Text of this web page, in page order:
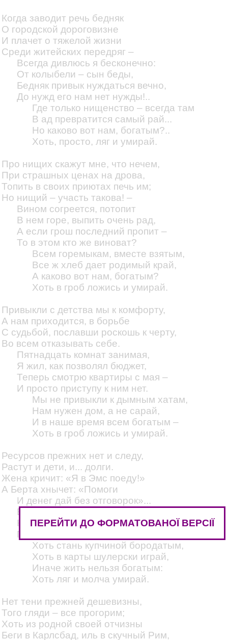
Когда заводит речь бедняк
О городской дороговизне
И плачет о тяжелой жизни
Среди житейских передряг –
Всегда дивлюсь я бесконечно:
От колыбели – сын беды,
Бедняк привык нуждаться вечно,
До нужд его нам нет нужды!..
Где только нищенство – всегда там
В ад превратится самый рай...
Но каково вот нам, богатым?..
Хоть, просто, ляг и умирай.
Про нищих скажут мне, что нечем,
При страшных ценах на дрова,
Топить в своих приютах печь им;
Но нищий – участь такова! –
Вином согреется, потопит
В нем горе, выпить очень рад,
А если грош последний пропит –
То в этом кто же виноват?
Всем горемыкам, вместе взятым,
Все ж хлеб дает родимый край,
А каково вот нам, богатым?
Хоть в гроб ложись и умирай.
Привыкли с детства мы к комфорту,
А нам приходится, в борьбе
С судьбой, пославши роскошь к черту,
Во всем отказывать себе.
Пятнадцать комнат занимая,
Я жил, как позволял бюджет,
Теперь смотрю квартиры с мая –
И просто приступу к ним нет.
Мы не привыкли к дымным хатам,
Нам нужен дом, а не сарай,
И в наше время всем богатым –
Хоть в гроб ложись и умирай.
Ресурсов прежних нет и следу,
Растут и дети, и... долги.
Жена кричит: «Я в Эмс поеду!»
А Берта хнычет: «Помоги
И денег дай без отговорок»...
Везде расход, расход, расход...
Как ни хитри, а тысяч сорок
Прожить придется каждый год...
Хоть стань купчиной бородатым,
Хоть в карты шулерски играй,
Иначе жить нельзя богатым:
Хоть ляг и молча умирай.
Нет тени прежней дешевизны,
Того гляди – все прогорим;
Хоть из родной своей отчизны
Беги в Карлсбад, иль в скучный Рим,
ПЕРЕЙТИ ДО ФОРМАТОВАНОЇ ВЕРСІЇ